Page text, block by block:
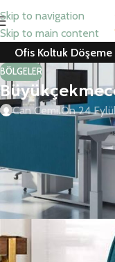
Skip to navigation
Skip to main content
Ofis Koltuk
BÖLGELER
Can CemilOn 24